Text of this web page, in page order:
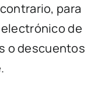
para
de
o descuentos